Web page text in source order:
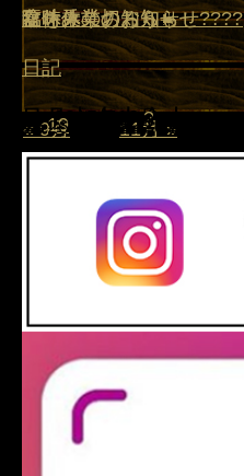
盆休みのお知らせ
夏を乗り切ろう☀️
臨時休業のお知らせ????
臨時休業のお知らせ
盆休み
日記
2015年10月
日 月 火 水 木 金 土
« 9月 11月 »
1 2 3
5 8 9
1112 15 16 17
1819 22 23 24
2526 29 30 31